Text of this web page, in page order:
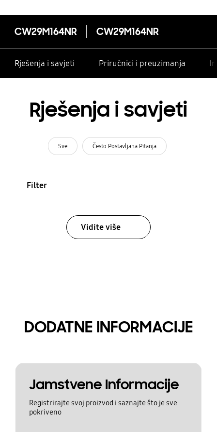
CW29M164NR CW29M164NR
Rješenja i savjeti Priručnici i preuzimanja
Rješenja i savjeti
Sve Često Postavljana Pitanja
Filter
Vidite više
DODATNE INFORMACIJE
Jamstvene Informacije
Registrirajte svoj proizvod i saznajte što je sve
pokriveno